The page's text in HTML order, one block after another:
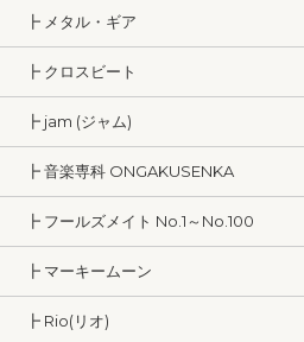
┣ メタル・ギア
┣ クロスビート
┣ jam (ジャム)
┣ 音楽専科 ONGAKUSENKA
┣ フールズメイト No.1～No.100
┣ マーキームーン
┣ Rio(リオ)